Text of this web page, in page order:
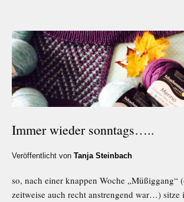
Immer wieder sonntags…..
Veröffentlicht von Tanja Steinbach
so, nach einer knappen Woche „Müßiggang“
zeitweise auch recht anstrengend war…) sitze